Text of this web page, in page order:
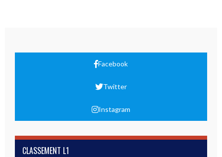
Facebook
Twitter
Instagram
CLASSEMENT L1